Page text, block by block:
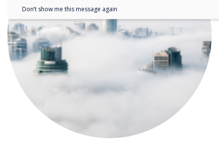
Don’t show me this message again